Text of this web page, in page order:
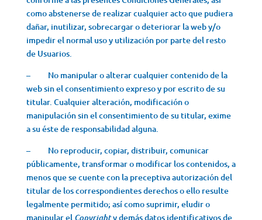
como abstenerse de realizar cualquier acto que pudiera
dañar, inutilizar, sobrecargar o deteriorar la web y/o
impedir el normal uso y utilización por parte del resto
de Usuarios.
– No manipular o alterar cualquier contenido de la
web sin el consentimiento expreso y por escrito de su
titular. Cualquier alteración, modificación o
manipulación sin el consentimiento de su titular, exime
a su éste de responsabilidad alguna.
– No reproducir, copiar, distribuir, comunicar
públicamente, transformar o modificar los contenidos, a
menos que se cuente con la preceptiva autorización del
titular de los correspondientes derechos o ello resulte
legalmente permitido; así como suprimir, eludir o
manipular el Copyrighty demás datos identificativos de